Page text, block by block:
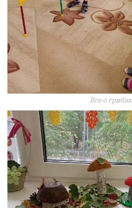
Все о грибах